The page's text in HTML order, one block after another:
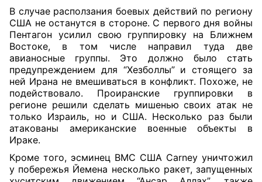
В случае расползания боевых действий по региону
США не останутся в стороне. С первого дня войны
Пентагон усилил свою группировку на Ближнем
Востоке, в том числе направил туда две
авианосные группы. Это должно было стать
предупреждением для “Хезболлы” и стоящего за
ней Ирана не вмешиваться в конфликт. Похоже, не
подействовало. Проиранские группировки в
регионе решили сделать мишенью своих атак не
только Израиль, но и США. Несколько раз были
атакованы американские военные объекты в
Ираке.
Кроме того, эсминец ВМС США Carney уничтожил
у побережья Йемена несколько ракет, запущенных